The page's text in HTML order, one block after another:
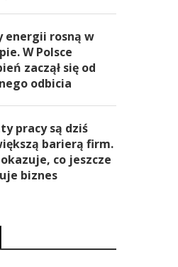
energii rosną w
W Polsce
zaczął się od
odbicia
pracy są dziś
barierą firm.
co jeszcze
biznes